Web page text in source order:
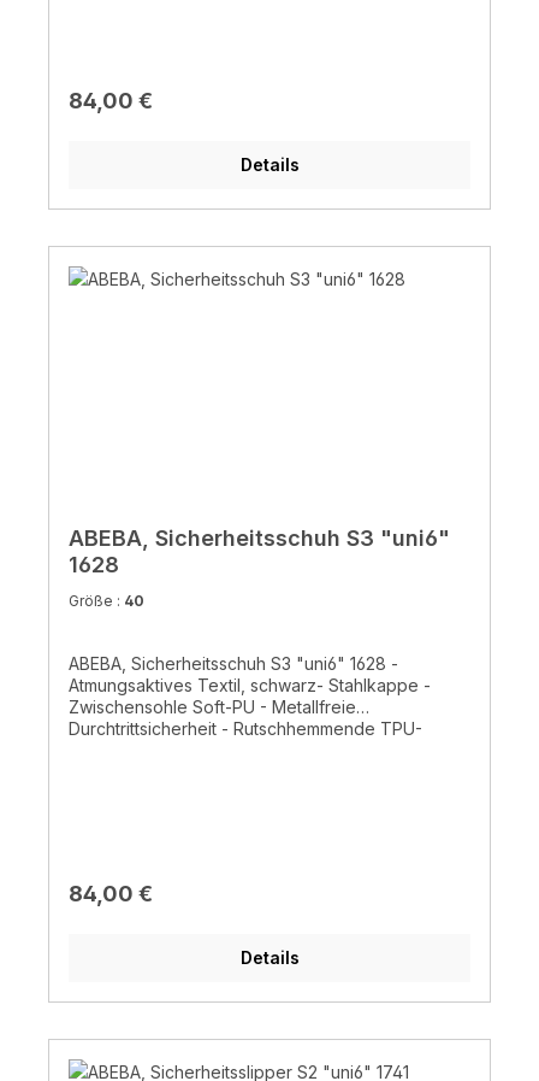
Regulärer Preis:
84,00 €
Details
ABEBA, Sicherheitsschuh S3 "uni6"
1628
Größe : 40
ABEBA, Sicherheitsschuh S3 "uni6" 1628 -
Atmungsaktives Textil, schwarz- Stahlkappe -
Zwischensohle Soft-PU - Metallfreie
Durchtrittsicherheit - Rutschhemmende TPU-
Regulärer Preis:
84,00 €
Details